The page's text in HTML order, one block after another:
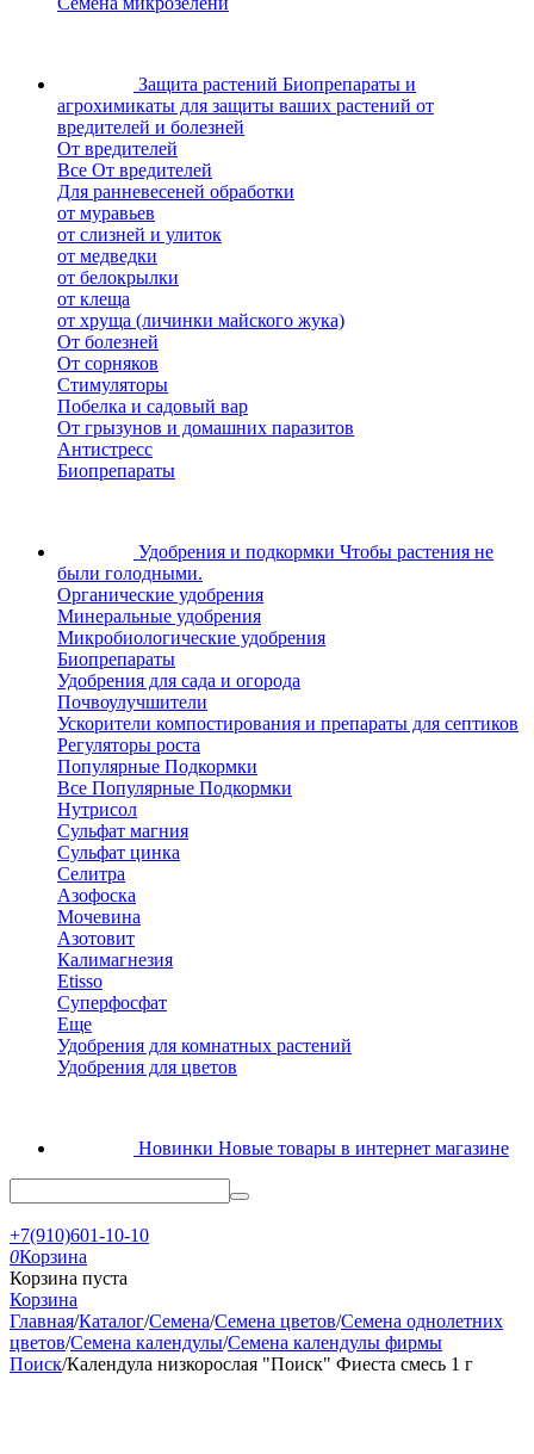
Защита растений Биопрепараты и
агрохимикаты для защиты ваших растений от
вредителей и болезней
От вредителей
Все От вредителей
Для ранневесеней обработки
от муравьев
от слизней и улиток
от медведки
от белокрылки
от клеща
от хруща (личинки майского жука)
От болезней
От сорняков
Стимуляторы
Побелка и садовый вар
От грызунов и домашних паразитов
Антистресс
Биопрепараты
Удобрения и подкормки Чтобы растения не
были голодными.
Органические удобрения
Минеральные удобрения
Микробиологические удобрения
Биопрепараты
Удобрения для сада и огорода
Почвоулучшители
Ускорители компостирования и препараты для септиков
Регуляторы роста
Популярные Подкормки
Все Популярные Подкормки
Нутрисол
Сульфат магния
Сульфат цинка
Селитра
Азофоска
Мочевина
Азотовит
Калимагнезия
Etisso
Суперфосфат
Еще
Удобрения для комнатных растений
Удобрения для цветов
Новинки Новые товары в интернет магазине
+7(910)601-10-10
0Корзина
Корзина пуста
Корзина
Главная/Каталог/Семена/Семена цветов/Семена однолетних
цветов/Семена календулы/Семена календулы фирмы
Поиск/Календула низкорослая "Поиск" Фиеста смесь 1 г